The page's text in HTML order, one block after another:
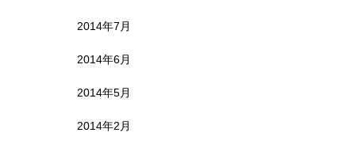
2014年7月
2014年6月
2014年5月
2014年2月